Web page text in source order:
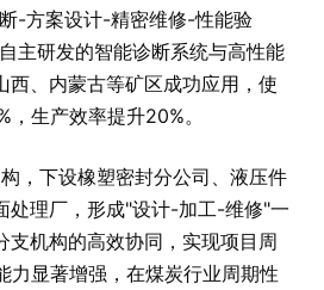
-方案设计-精密维修-性能验
主研发的智能诊断系统与高性能
西、内蒙古等矿区成功应用，使
生产效率提升20%。
，下设橡塑密封分公司、液压件
处理厂，形成"设计-加工-维修"一
支机构的高效协同，实现项目周
力显著增强，在煤炭行业周期性